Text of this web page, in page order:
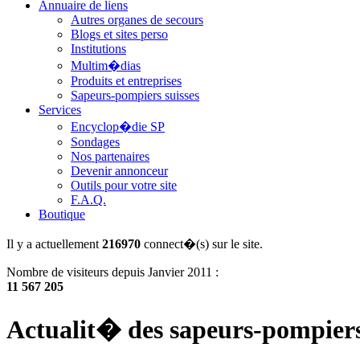
Annuaire de liens
Autres organes de secours
Blogs et sites perso
Institutions
Multim�dias
Produits et entreprises
Sapeurs-pompiers suisses
Services
Encyclop�die SP
Sondages
Nos partenaires
Devenir annonceur
Outils pour votre site
F.A.Q.
Boutique
Il y a actuellement 216970 connect�(s) sur le site.
Nombre de visiteurs depuis Janvier 2011 :
11 567 205
Actualit� des sapeurs-